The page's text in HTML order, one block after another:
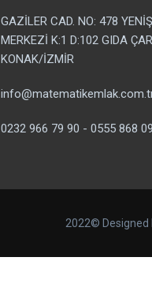
GAZİLER CAD. NO: 478
MERKEZİ K:1 D:102 GIDA
KONAK/İZMİR
0232 966 79 90 - 0555 868
2022© Designed